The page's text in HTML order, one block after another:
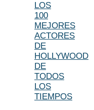
LOS
100
MEJORES
ACTORES
DE
HOLLYWOOD
DE
TODOS
LOS
TIEMPOS